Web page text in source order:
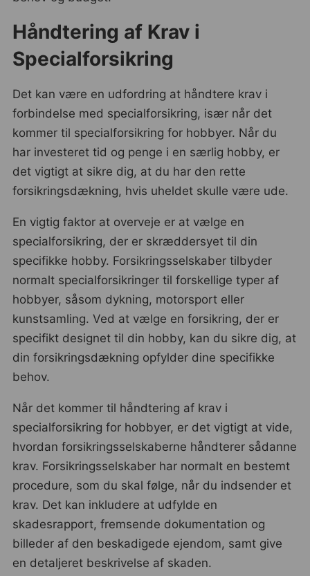
Håndtering af Krav i
Specialforsikring
Det kan være en udfordring at håndtere krav i
forbindelse med specialforsikring, især når det
kommer til specialforsikring for hobbyer. Når du
har investeret tid og penge i en særlig hobby, er
det vigtigt at sikre dig, at du har den rette
forsikringsdækning, hvis uheldet skulle være ude.
En vigtig faktor at overveje er at vælge en
specialforsikring, der er skræddersyet til din
specifikke hobby. Forsikringsselskaber tilbyder
normalt specialforsikringer til forskellige typer af
hobbyer, såsom dykning, motorsport eller
kunstsamling. Ved at vælge en forsikring, der er
specifikt designet til din hobby, kan du sikre dig, at
din forsikringsdækning opfylder dine specifikke
behov.
Når det kommer til håndtering af krav i
specialforsikring for hobbyer, er det vigtigt at vide,
hvordan forsikringsselskaberne håndterer sådanne
krav. Forsikringsselskaber har normalt en bestemt
procedure, som du skal følge, når du indsender et
krav. Det kan inkludere at udfylde en
skadesrapport, fremsende dokumentation og
billeder af den beskadigede ejendom, samt give
en detaljeret beskrivelse af skaden.